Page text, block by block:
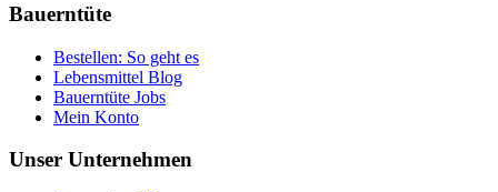
Bauerntüte
Bestellen: So geht es
Lebensmittel Blog
Bauerntüte Jobs
Mein Konto
Unser Unternehmen